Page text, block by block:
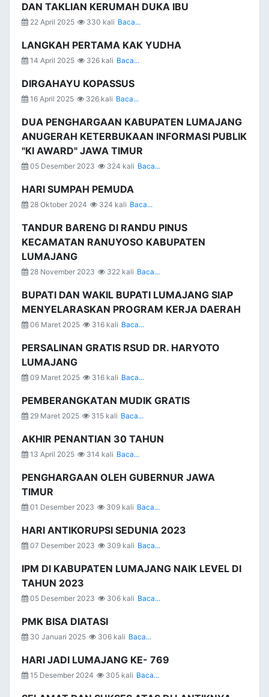
DAN TAKLIAN KERUMAH DUKA IBU
22 April 2025 330 kali Baca...
LANGKAH PERTAMA KAK YUDHA
14 April 2025 326 kali Baca...
DIRGAHAYU KOPASSUS
16 April 2025 326 kali Baca...
DUA PENGHARGAAN KABUPATEN LUMAJANG
ANUGERAH KETERBUKAAN INFORMASI PUBLIK
"KI AWARD" JAWA TIMUR
05 Desember 2023 324 kali Baca...
HARI SUMPAH PEMUDA
28 Oktober 2024 324 kali Baca...
TANDUR BARENG DI RANDU PINUS
KECAMATAN RANUYOSO KABUPATEN
LUMAJANG
28 November 2023 322 kali Baca...
BUPATI DAN WAKIL BUPATI LUMAJANG SIAP
MENYELARASKAN PROGRAM KERJA DAERAH
06 Maret 2025 316 kali Baca...
PERSALINAN GRATIS RSUD DR. HARYOTO
LUMAJANG
09 Maret 2025 316 kali Baca...
PEMBERANGKATAN MUDIK GRATIS
29 Maret 2025 315 kali Baca...
AKHIR PENANTIAN 30 TAHUN
13 April 2025 314 kali Baca...
PENGHARGAAN OLEH GUBERNUR JAWA
TIMUR
01 Desember 2023 309 kali Baca...
HARI ANTIKORUPSI SEDUNIA 2023
07 Desember 2023 309 kali Baca...
IPM DI KABUPATEN LUMAJANG NAIK LEVEL DI
TAHUN 2023
05 Desember 2023 306 kali Baca...
PMK BISA DIATASI
30 Januari 2025 306 kali Baca...
HARI JADI LUMAJANG KE- 769
15 Desember 2024 305 kali Baca...